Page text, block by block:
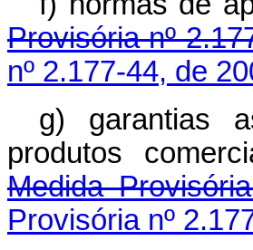
Provisória nº
nº 2.177-44, de
g) garantias
produtos
Medida
Provisória nº